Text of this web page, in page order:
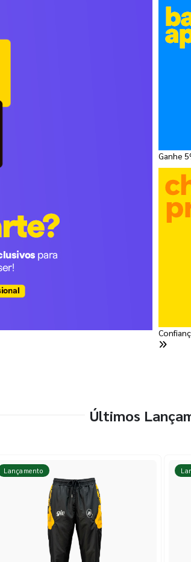
Ganhe
Últimos
Lançamento